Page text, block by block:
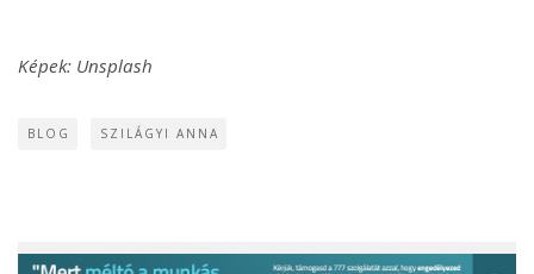
Képek: Unsplash
BLOG SZILÁGYI ANNA